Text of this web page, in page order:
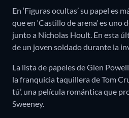
En ‘Figuras ocultas’ su papel es
que en ‘Castillo de arena’ es uno
junto a Nicholas Hoult. En esta
de un joven soldado durante la
La lista de papeles de Glen
la franquicia taquillera de Tom
tú’, una película romántica que
Sweeney.